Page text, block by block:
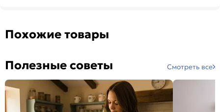
Похожие товары
Полезные советы Смотреть все